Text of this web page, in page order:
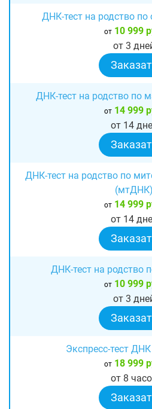
ДНК-тест на родство по
от10 999
от 3
ДНК-тест на родство по
от14 999
от 14
ДНК-тест на родство по
(мтДНК)
от14 999
от 14
ДНК-тест на родство
от10 999
от 3
Экспресс-тест
от18 999
от 8